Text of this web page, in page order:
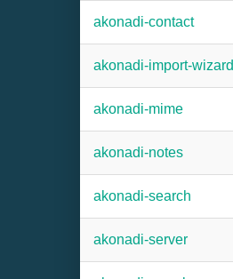
akonadi-contact
akonadi-import-wizard
akonadi-mime
akonadi-notes
akonadi-search
akonadi-server